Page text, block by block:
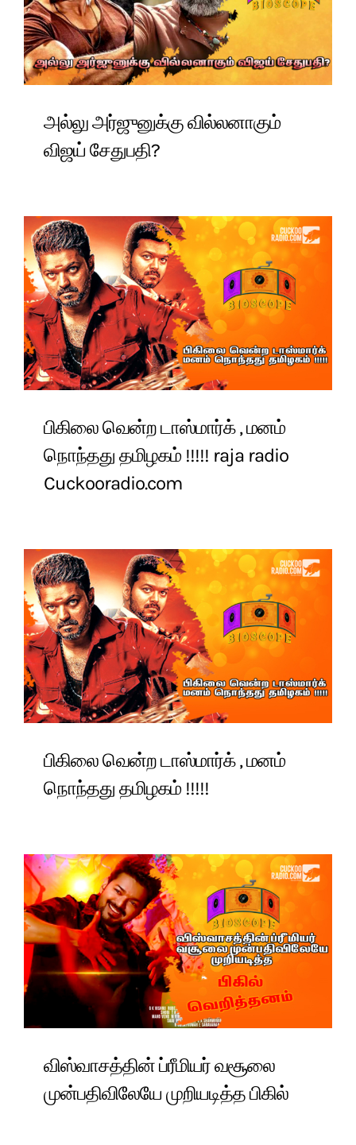
அல்லு அர்ஜுனுக்கு வில்லனாகும்
விஜய் சேதுபதி?
பிகிலை வென்ற டாஸ்மார்க் , மனம்
நொந்தது தமிழகம் !!!!! raja radio
Cuckooradio.com
பிகிலை வென்ற டாஸ்மார்க் , மனம்
நொந்தது தமிழகம் !!!!!
விஸ்வாசத்தின் ப்ரீமியர் வசூலை
முன்பதிவிலேயே முறியடித்த பிகில்